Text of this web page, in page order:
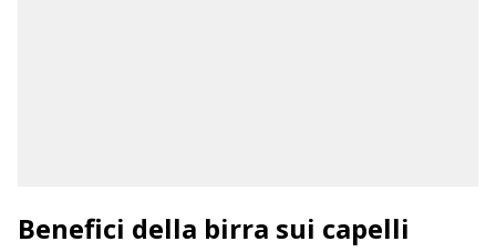
Benefici della birra sui capelli